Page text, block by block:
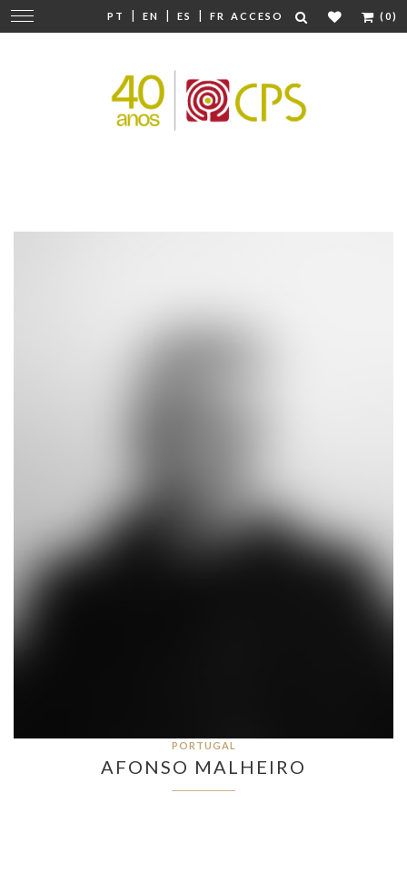
PT | EN | ES | FR ACCESO (0)
Cambiar
navegación
PORTUGAL
AFONSO MALHEIRO